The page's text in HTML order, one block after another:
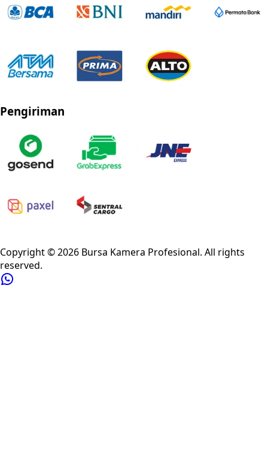
Pengiriman
Copyright ©2026 Bursa Kamera Profesional. All rights
reserved.